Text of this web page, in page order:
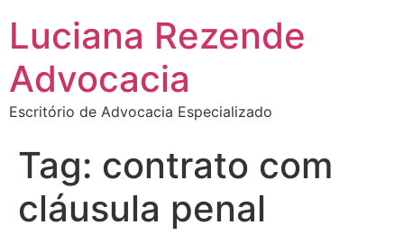
Luciana Rezende
Advocacia
Escritório de Advocacia Especializado
Tag: contrato com
cláusula penal